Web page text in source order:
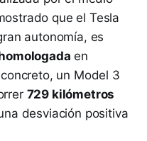
que el Tesla
autonomía, es
en
un Model 3
729 kilómetros
desviación positiva